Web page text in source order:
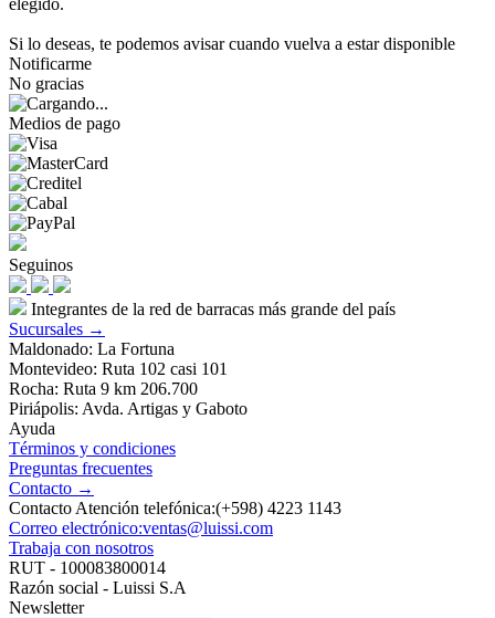
elegido.
Si lo deseas, te podemos avisar cuando vuelva a estar disponible
Notificarme
No gracias
Medios de pago
Seguinos
Integrantes de la red de barracas más grande del país
Sucursales →
Maldonado: La Fortuna
Montevideo: Ruta 102 casi 101
Rocha: Ruta 9 km 206.700
Piriápolis: Avda. Artigas y Gaboto
Ayuda
Términos y condiciones
Preguntas frecuentes
Contacto →
Contacto Atención telefónica:(+598) 4223 1143
Correo electrónico:ventas@luissi.com
Trabaja con nosotros
RUT - 100083800014
Razón social - Luissi S.A
Newsletter